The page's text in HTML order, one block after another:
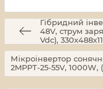
Гібридний
48V, струм
Vdc),
Мікроінвертор
2MPPT-25-55V, 1000W,